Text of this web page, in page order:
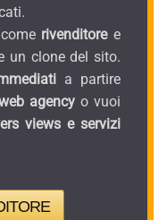
rivenditoree
un clone del sito.
a partire
agency o vuoi
views e servizi